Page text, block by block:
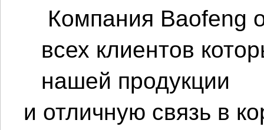
всех клиентов
нашей продукции
и отличную связь в